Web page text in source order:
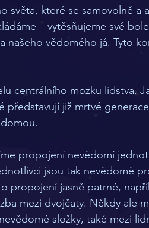
světa, které se samovolně a
– vytěsňujeme své
našeho vědomého já. Tyto
centrálního mozku lidstva.
již mrtvé
propojení nevědomí
jsou tak nevědomě
propojení jasně patrné,
mezi dvojčaty. Někdy ale
složky, také mezi